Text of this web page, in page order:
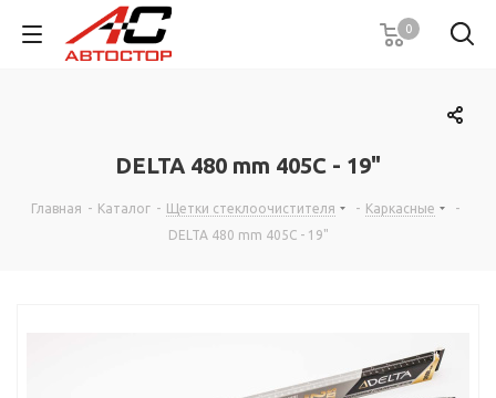
0
DELTA 480 mm 405C - 19"
Главная - Каталог - Щетки стеклоочистителя - Каркасные
-
DELTA 480 mm 405C - 19"